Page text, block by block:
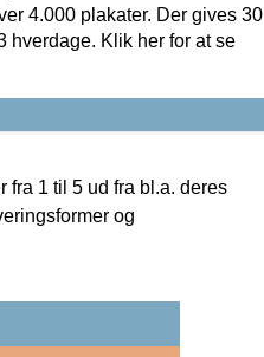
4.000 plakater. Der gives 30
hverdage. Klik her for at se
1 til 5 ud fra bl.a. deres
og